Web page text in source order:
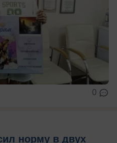
0
норму в двух